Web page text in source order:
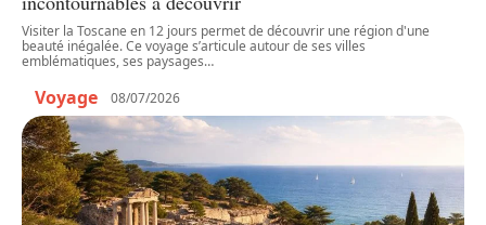
Visiter la Toscane en 12 jours permet de découvrir une région d'une
beauté inégalée. Ce voyage s’articule autour de ses villes
emblématiques, ses paysages…
Voyage 08/07/2026